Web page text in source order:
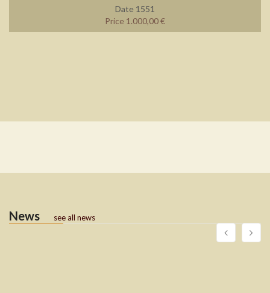
Date 1551
Price 1.000,00 €
News see all news